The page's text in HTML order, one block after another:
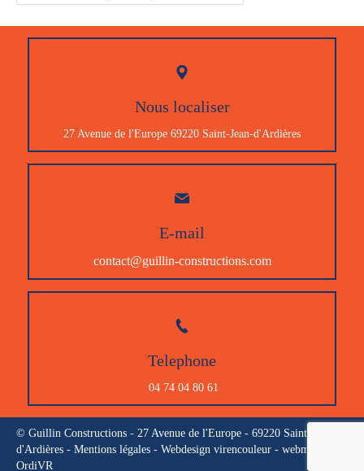
Nous localiser
27 Avenue de l'Europe 69220 Saint-Jean-d'Ardières
E-mail
contact@guillin-constructions.com
Telephone
04 74 04 80 61
© Guillin Constructions - 27 Avenue de l'Europe - 69220 Saint-Jean-
d'Ardières - Mentions légales - Webdesign virencouleur - webmaster
OrdiVR